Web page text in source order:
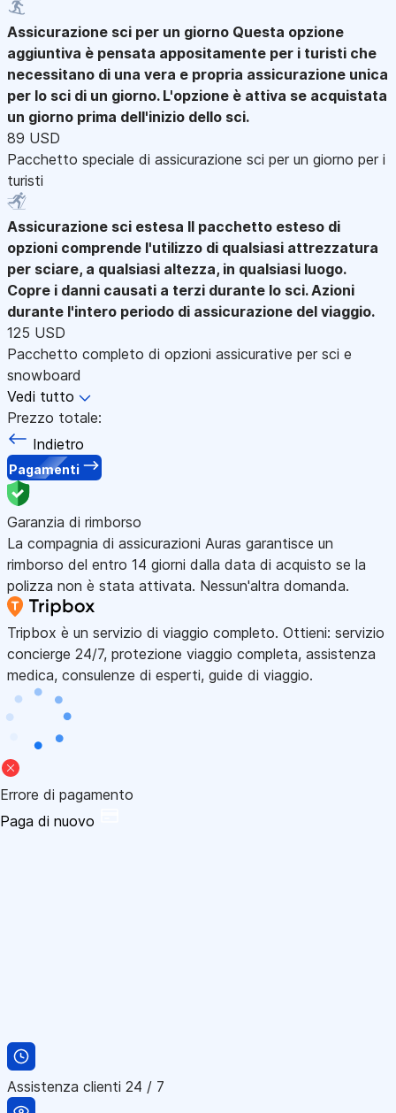
Assicurazione sci per un giorno Questa opzione
aggiuntiva è pensata appositamente per i turisti che
necessitano di una vera e propria assicurazione unica
per lo sci di un giorno. L'opzione è attiva se acquistata
un giorno prima dell'inizio dello sci.
89 USD
Pacchetto speciale di assicurazione sci per un giorno per i
turisti
Assicurazione sci estesa Il pacchetto esteso di
opzioni comprende l'utilizzo di qualsiasi attrezzatura
per sciare, a qualsiasi altezza, in qualsiasi luogo.
Copre i danni causati a terzi durante lo sci. Azioni
durante l'intero periodo di assicurazione del viaggio.
125 USD
Pacchetto completo di opzioni assicurative per sci e
snowboard
Vedi tutto
Prezzo totale:
Indietro
Pagamenti
Garanzia di rimborso
La compagnia di assicurazioni Auras garantisce un
rimborso del entro 14 giorni dalla data di acquisto se la
polizza non è stata attivata. Nessun'altra domanda.
Tripbox è un servizio di viaggio completo. Ottieni: servizio
concierge 24/7, protezione viaggio completa, assistenza
medica, consulenze di esperti, guide di viaggio.
Errore di pagamento
Paga di nuovo
Assistenza clienti 24 / 7